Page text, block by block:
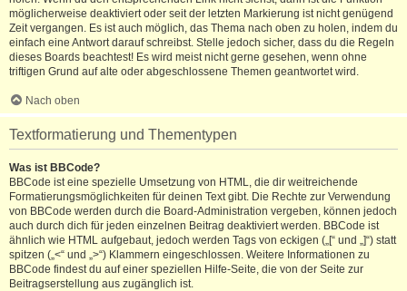
möglicherweise deaktiviert oder seit der letzten Markierung ist nicht genügend
Zeit vergangen. Es ist auch möglich, das Thema nach oben zu holen, indem du
einfach eine Antwort darauf schreibst. Stelle jedoch sicher, dass du die Regeln
dieses Boards beachtest! Es wird meist nicht gerne gesehen, wenn ohne
triftigen Grund auf alte oder abgeschlossene Themen geantwortet wird.
Nach oben
Textformatierung und Thementypen
Was ist BBCode?
BBCode ist eine spezielle Umsetzung von HTML, die dir weitreichende
Formatierungsmöglichkeiten für deinen Text gibt. Die Rechte zur Verwendung
von BBCode werden durch die Board-Administration vergeben, können jedoch
auch durch dich für jeden einzelnen Beitrag deaktiviert werden. BBCode ist
ähnlich wie HTML aufgebaut, jedoch werden Tags von eckigen („[“ und „]“) statt
spitzen („<“ und „>“) Klammern eingeschlossen. Weitere Informationen zu
BBCode findest du auf einer speziellen Hilfe-Seite, die von der Seite zur
Beitragserstellung aus zugänglich ist.